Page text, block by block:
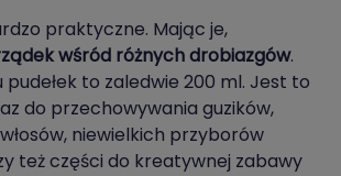
praktyczne. Mając je,
wśród różnych drobiazgów.
pudełek to zaledwie 200 ml. Jest to
do przechowywania guzików,
niewielkich przyborów
też części do kreatywnej zabawy